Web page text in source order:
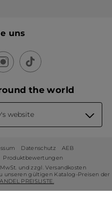
uns
the world
website
Datenschutz
AEB
Produktbewertungen
und zzgl. Versandkosten
unseren gültigen Katalog-Preisen der
PREISLISTE.